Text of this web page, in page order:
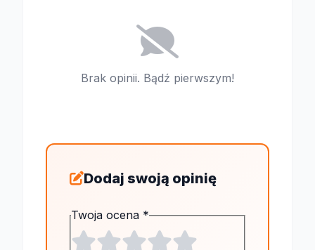
Brak opinii. Bądź pierwszym!
Dodaj swoją opinię
Twoja ocena *